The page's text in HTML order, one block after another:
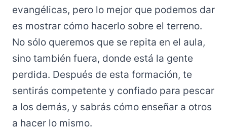
evangélicas, pero lo mejor que podemos dar
es mostrar cómo hacerlo sobre el terreno.
No sólo queremos que se repita en el aula,
sino también fuera, donde está la gente
perdida. Después de esta formación, te
sentirás competente y confiado para pescar
a los demás, y sabrás cómo enseñar a otros
a hacer lo mismo.